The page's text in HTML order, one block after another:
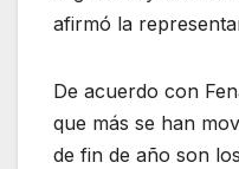
afirmó la
De acuerdo con
que más se han
de fin de año son